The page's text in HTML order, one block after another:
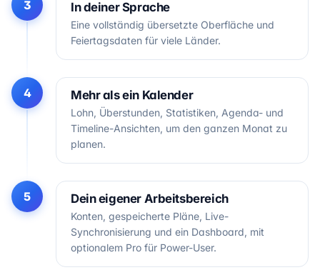
3 In deiner Sprache
Eine vollständig übersetzte Oberfläche und
Feiertagsdaten für viele Länder.
4 Mehr als ein Kalender
Lohn, Überstunden, Statistiken, Agenda- und
Timeline-Ansichten, um den ganzen Monat zu
planen.
5 Dein eigener Arbeitsbereich
Konten, gespeicherte Pläne, Live-
Synchronisierung und ein Dashboard, mit
optionalem Pro für Power-User.